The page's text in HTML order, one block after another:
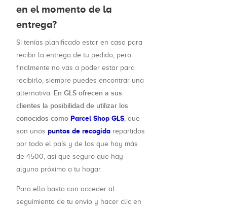
en el momento de la
entrega?
Si tenías planificado estar en casa para
recibir la entrega de tu pedido, pero
finalmente no vas a poder estar para
recibirlo, siempre puedes encontrar una
alternativa. En GLS ofrecen a sus
clientes la posibilidad de utilizar los
conocidos como Parcel Shop GLS , que
son unos puntos de recogida repartidos
por todo el país y de los que hay más
de 4500, así que seguro que hay
alguno próximo a tu hogar.
Para ello basta con acceder al
seguimiento de tu envío y hacer clic en